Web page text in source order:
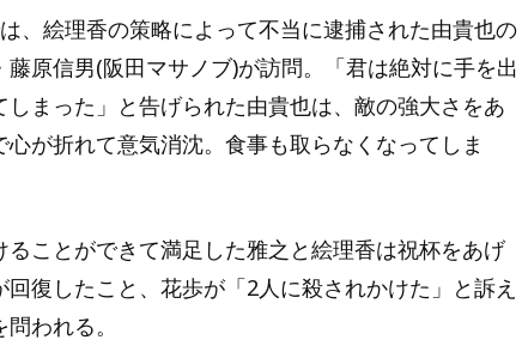
、絵理香の策略によって不当に逮捕された由貴也の
原信男(阪田マサノブ)が訪問。「君は絶対に手を出
しまった」と告げられた由貴也は、敵の強大さをあ
が折れて意気消沈。食事も取らなくなってしま
ことができて満足した雅之と絵理香は祝杯をあげ
復したこと、花歩が「2人に殺されかけた」と訴え
われる。